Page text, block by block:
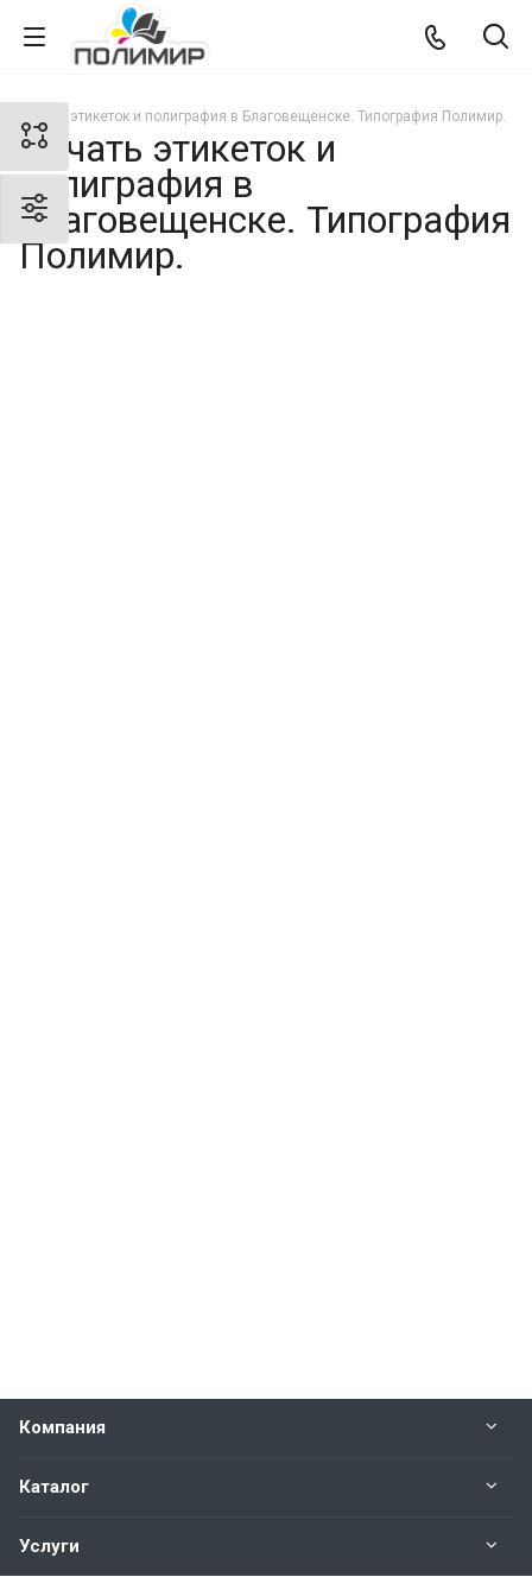
Печать этикеток и полиграфия в Благовещенске. Типография Полимир.
Печать этикеток и
полиграфия в
Благовещенске. Типография
Полимир.
Компания
Каталог
Услуги